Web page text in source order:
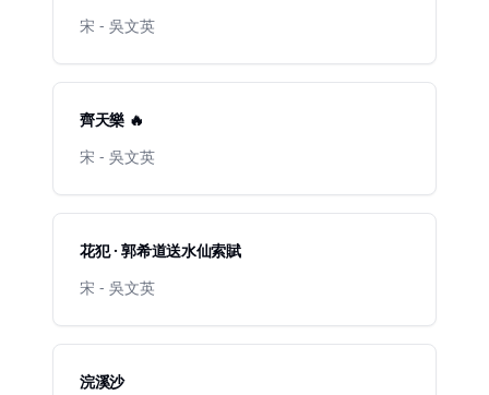
宋 - 吳文英
齊天樂 🔥
宋 - 吳文英
花犯 · 郭希道送水仙索賦
宋 - 吳文英
浣溪沙